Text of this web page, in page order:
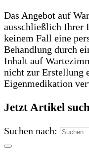
Das Angebot auf
ausschließlich Ihrer
keinem Fall eine
Behandlung durch
Inhalt auf
nicht zur Erstellung
Eigenmedikation
Jetzt Artikel
Suchen nach: